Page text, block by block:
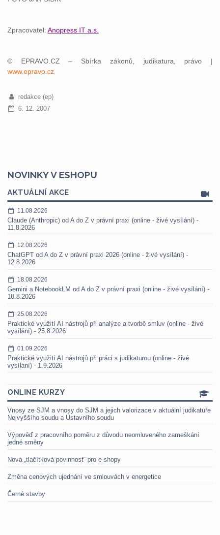
Zpracovatel: Anopress IT a.s.
© EPRAVO.CZ – Sbírka zákonů, judikatura, právo |
www.epravo.cz
redakce (ep)
6. 12. 2007
NOVINKY V ESHOPU
AKTUÁLNÍ AKCE
11.08.2026
Claude (Anthropic) od A do Z v právní praxi (online - živé vysílání) -
11.8.2026
12.08.2026
ChatGPT od A do Z v právní praxi 2026 (online - živé vysílání) -
12.8.2026
18.08.2026
Gemini a NotebookLM od A do Z v právní praxi (online - živé vysílání) -
18.8.2026
25.08.2026
Praktické využití AI nástrojů při analýze a tvorbě smluv (online - živé
vysílání) - 25.8.2026
01.09.2026
Praktické využití AI nástrojů při práci s judikaturou (online - živé
vysílání) - 1.9.2026
ONLINE KURZY
Vnosy ze SJM a vnosy do SJM a jejich valorizace v aktuální judikatuře
Nejvyššího soudu a Ústavního soudu
Výpověď z pracovního poměru z důvodu neomluveného zameškání
jedné směny
Nová „tlačítková povinnost“ pro e-shopy
Změna cenových ujednání ve smlouvách v energetice
Černé stavby